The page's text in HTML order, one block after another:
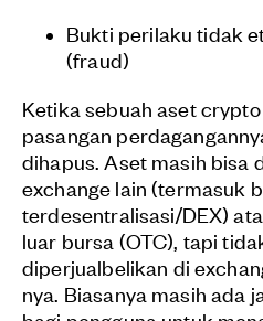
Bukti perilaku tidak
(fraud)
Ketika sebuah aset
pasangan
dihapus. Aset masih bisa
exchange lain (termasuk
terdesentralisasi/DEX)
luar bursa (OTC), tapi
diperjualbelikan di
nya. Biasanya masih ada